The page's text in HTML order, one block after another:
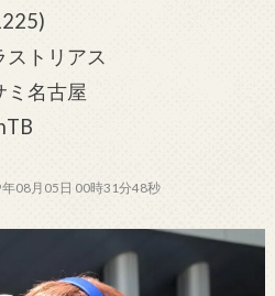
ストリアス
名古屋
08月05日 00時31分48秒